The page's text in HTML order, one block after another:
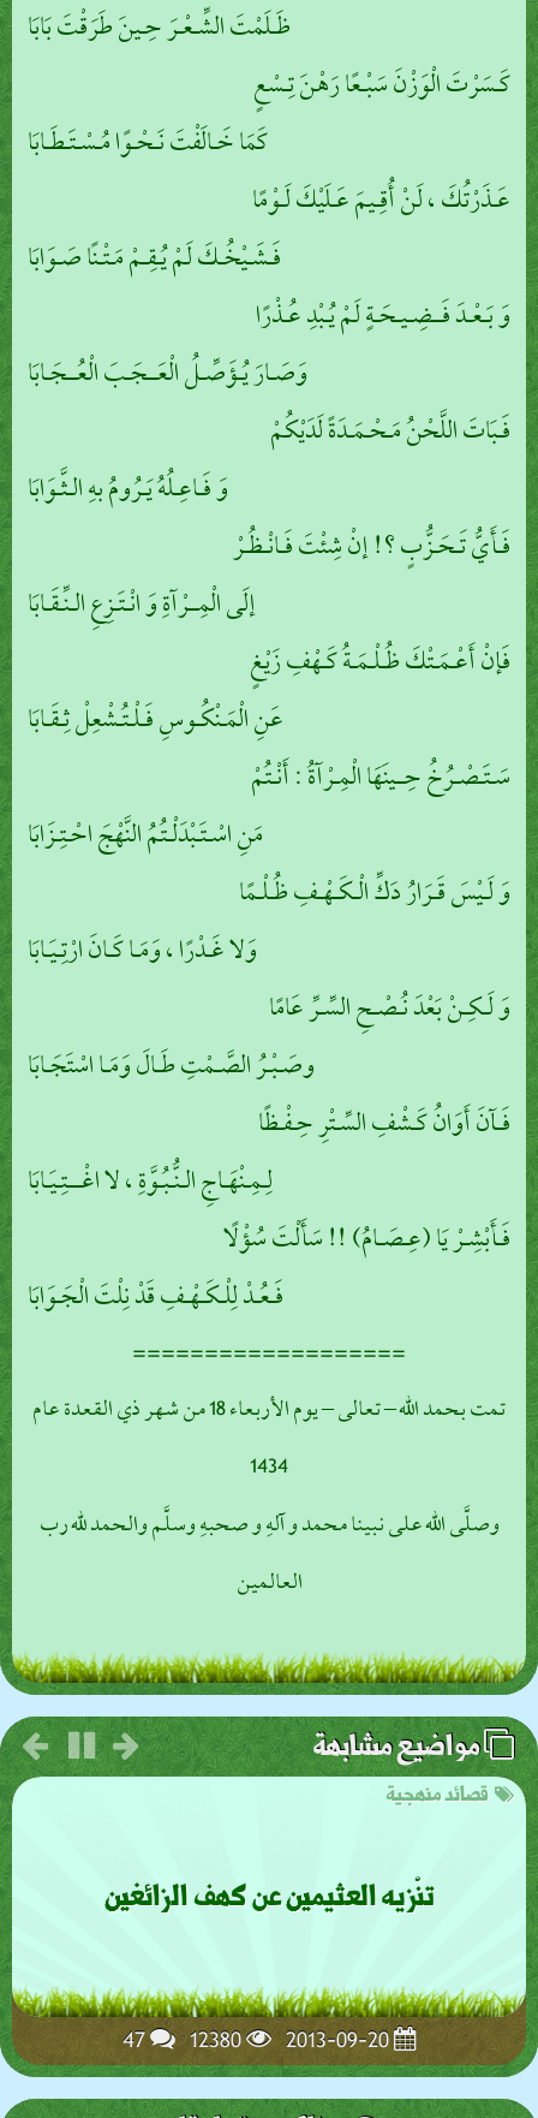
ظَـلَمْتَ الشِّـعْـرَ حِـينَ طَرَقْتَ بَابَا
كَـسَرْتَ الْوَزْنَ سَبْـعًا رَهْنَ تِـسْعٍ
كَمَا خَـالَفْتَ نَـحْـوًا مُـسْـتَـطَـابَا
عَـذَرْتُكَ ، لَنْ أُقِـيمَ عَـلَيْكَ لَـوْمًا
فَـشَـيْخُـكَ لَمْ يُـقِـمْ مَـتْـنًا صَـوَابَا
وَ بَـعْـدَ فَــضِـيـحَـةٍ لَمْ يُـبْدِ عُـذْرًا
وَصَـارَ يُـؤَصِّـلُ الْعَــجَـبَ الْعُــجَـابَا
فَـبَاتَ اللَّحْنُ مَـحْـمَـدَةً لَدَيْكُمْ
وَ فَـاعِـلُهُ يَـرُومُ بهِ الـثَّـوَابَا
فَـأَيُّ تَـحَـزُّبٍ ؟! إنْ شِئْتَ فَـانْـظُـرْ
إلَى الْمِــرْآةِ وَ انْـتَـزِعِ الـنِّـقَـابَا
فَإنْ أَعْـمَـتْكَ ظُـلْـمَـةُ كَـهْفِ زَيْغٍ
عَنِ الْمَـنْكُـوسِ فَـلْـتُـشْعِلْ ثِـقَـابَا
سَـتَـصْـرُخُ حِــينَهَا الْمِـرْآةُ : أَنْـتُمْ
مَنِ اسْـتَـبْدَلْـتُمُ النَّهْجَ احْـتِـزَابَا
وَ لَـيْسَ قَـرَارُ دَكِّ الْـكَـهْـفِ ظُـلْـمًا
وَلا غَـدْرًا ، وَمَـا كَـانَ ارْتِـيَـابَا
وَ لَـكِـنْ بَعْدَ نُـصْـحِ السِّـرِّ عَامًا
وصَـبْـرُ الصَّـمْتِ طَـالَ وَمَـا اسْتَجَـابَا
فَـآنَ أَوَانُ كَـشْفِ السِّـتْرِ حِـفْـظًا
لِـمِـنْهَـاجِ الـنُّـبُـوَّةِ ، لا اغْـــتِـيَـابَا
فَـأَبْشِـرْ يَا (عِـصَـامُ) !! سَأَلْتَ سُؤْلًا
فَـعُـدْ لِلْـكَـهْـفِ قَدْ نِلْتَ الْجَـوَابَا
===================
تمت بحمد الله – تعالى – يوم الأربعاء 18 من شهر ذي القعدة عام
1434
وصلَّى الله على نبينا محمد و آلهِ و صحبهِ وسلَّم والحمد لله رب
العالمين
مواضيع مشابهة
تأكيد إسقاطي للمُـتشاعر أبي المعاطي (2)
2013-07-27
10105
29
قصائد منهجية